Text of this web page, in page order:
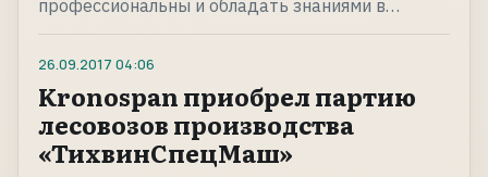
профессиональны и обладать знаниями в…
26.09.2017 04:06
Kronospan приобрел партию
лесовозов производства
«ТихвинСпецМаш»